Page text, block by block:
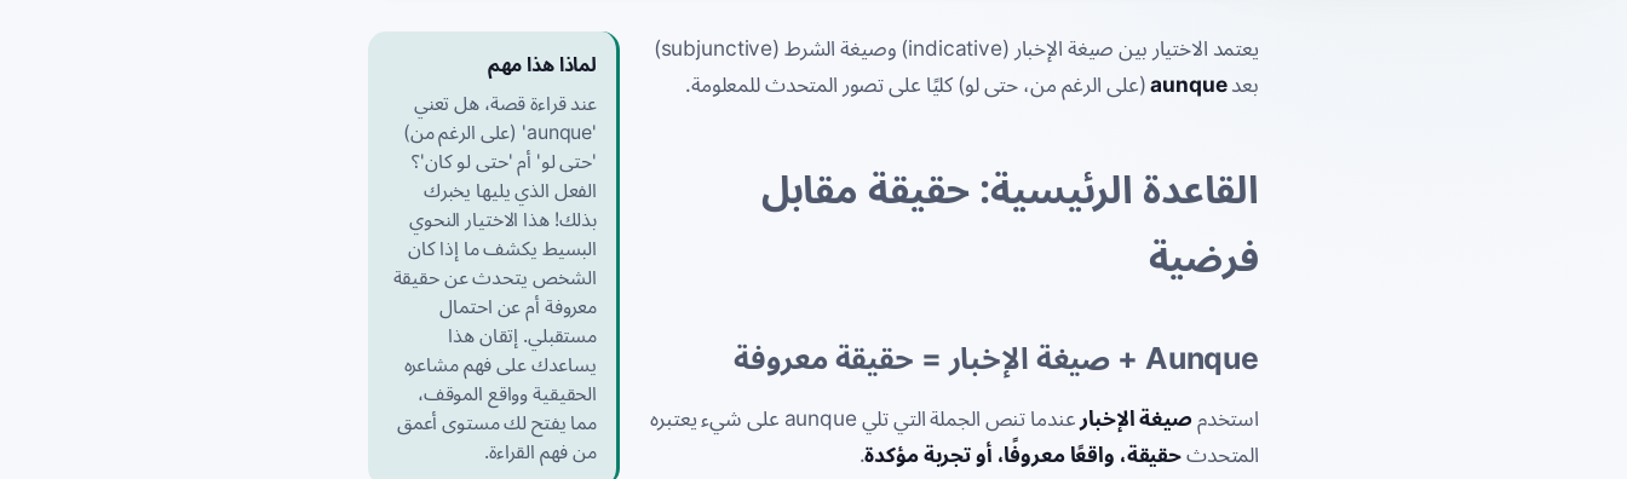
يعتمد الاختيار بين صيغة الإخبار (indicative) وصيغة الشرط (subjunctive)
بعدaunque(على الرغم من، حتى لو) كليًا على تصور المتحدث للمعلومة.
القاعدة الرئيسية: حقيقة مقابل
فرضية
Aunque+ صيغة الإخبار = حقيقة معروفة
استخدمصيغة الإخبارعندما تنص الجملة التي تليaunqueعلى شيء يعتبره
المتحدثحقيقة، واقعًا معروفًا، أو تجربة مؤكدة.
لماذا هذا مهم
عند قراءة قصة، هل تعني
'aunque' (على الرغم من)
'حتى لو' أم 'حتى لو كان'؟
الفعل الذي يليها يخبرك
بذلك! هذا الاختيار النحوي
البسيط يكشف ما إذا كان
الشخص يتحدث عن حقيقة
معروفة أم عن احتمال
مستقبلي. إتقان هذا
يساعدك على فهم مشاعره
الحقيقية وواقع الموقف،
مما يفتح لك مستوى أعمق
من فهم القراءة.